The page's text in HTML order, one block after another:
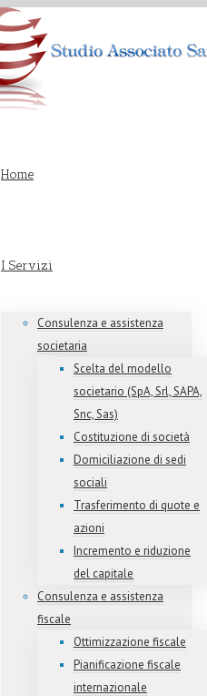
Home
I Servizi
Consulenza e assistenza
societaria
Scelta del modello
societario (SpA, Srl, SAPA,
Snc, Sas)
Costituzione di società
Domiciliazione di sedi
sociali
Trasferimento di quote e
azioni
Incremento e riduzione
del capitale
Consulenza e assistenza
fiscale
Ottimizzazione fiscale
Pianificazione fiscale
internazionale